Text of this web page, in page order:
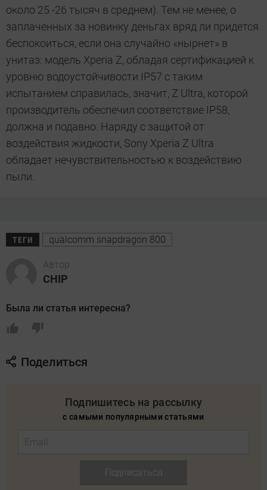
около 25 -26 тысяч в среднем). Тем не менее, о
заплаченных за новинку деньгах вряд ли придется
беспокоиться, если она случайно «нырнет» в
унитаз: модель Xperia Z, обладая сертификацией к
уровню водоустойчивости IP57 с таким
испытанием справилась, значит, Z Ultra, которой
производитель обеспечил соответствие IP58,
должна и подавно. Наряду с защитой от
воздействия жидкости, Sony Xperia Z Ultra
обладает нечувствительностью к воздействию
пыли.
ТЕГИ qualcomm snapdragon 800
Автор
CHIP
Была ли статья интересна?
Поделиться
Подпишитесь на рассылку
с самыми популярными статьями